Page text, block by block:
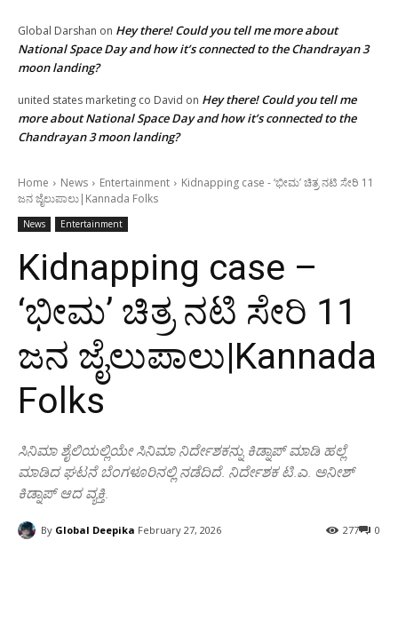
Global Darshan on Hey there! Could you tell me more about
National Space Day and how it’s connected to the Chandrayan 3
moon landing?
united states marketing co David on Hey there! Could you tell me
more about National Space Day and how it’s connected to the
Chandrayan 3 moon landing?